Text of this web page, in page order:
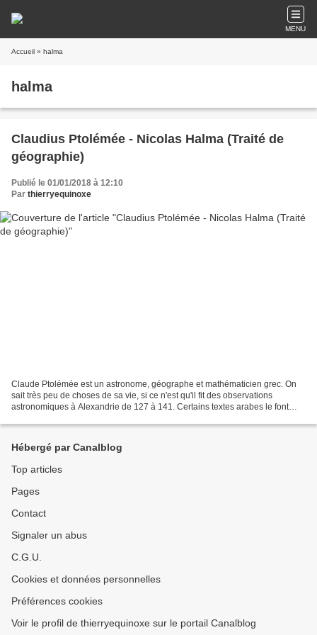
MENU
Accueil » halma
halma
Claudius Ptolémée - Nicolas Halma (Traité de
géographie)
Publié le 01/01/2018 à 12:10
Par thierryequinoxe
Claude Ptolémée est un astronome, géographe et mathématicien grec. On
sait très peu de choses de sa vie, si ce n'est qu'il fit des observations
astronomiques à Alexandrie de 127 à 141. Certains textes arabes le font
Hébergé par Canalblog
Top articles
Pages
Contact
Signaler un abus
C.G.U.
Cookies et données personnelles
Préférences cookies
Voir le profil de thierryequinoxe sur le portail Canalblog